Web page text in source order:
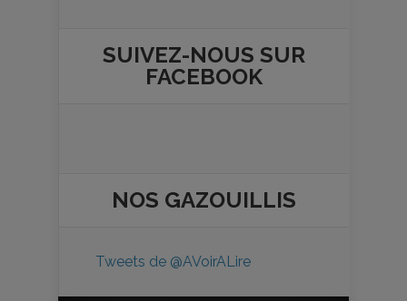
SUIVEZ-NOUS SUR
FACEBOOK
NOS GAZOUILLIS
Tweets de @AVoirALire